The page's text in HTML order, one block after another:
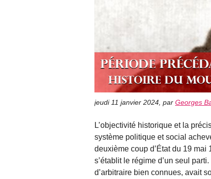
jeudi 11 janvier 2024 par Georges
L’objectivité historique et la
système politique et social
deuxième coup d’État du 19
s’établit le régime d’un seul
d’arbitraire bien connues, avait